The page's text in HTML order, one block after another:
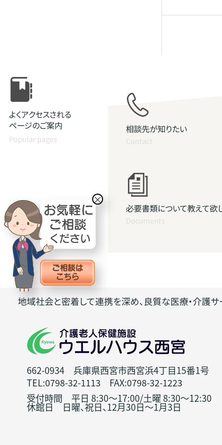
よくアクセスされる
ページのご案内
Popular pages
相談先が知りたい
Contact
必要書類について教えて欲
Documents
地域社会と密着して連携を深め、良質な医療・介護サ
662-0934 兵庫県西宮市西宮浜4丁目15番1号
TEL:0798-32-1113 FAX:0798-32-1223
受付時間 平日 8:30～17:00/土曜 8:30～12:30
休館日 日曜、祝日、12月30日～1月3日
×